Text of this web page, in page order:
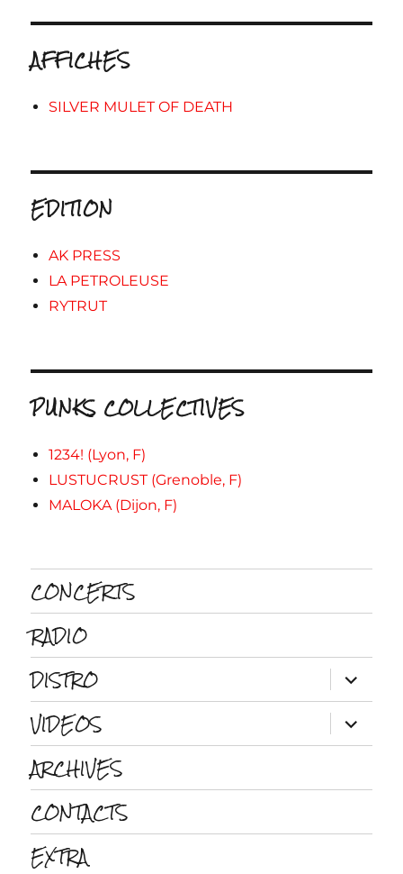
AFFICHES
SILVER MULET OF DEATH
EDITION
AK PRESS
LA PETROLEUSE
RYTRUT
PUNKS COLLECTIVES
1234! (Lyon, F)
LUSTUCRUST (Grenoble, F)
MALOKA (Dijon, F)
CONCERTS
RADIO
DISTRO
ouvrir
le
sous-
menu
VIDEOS ouvrir
le
sous-
ARCHIVES
CONTACTS
EXTRA